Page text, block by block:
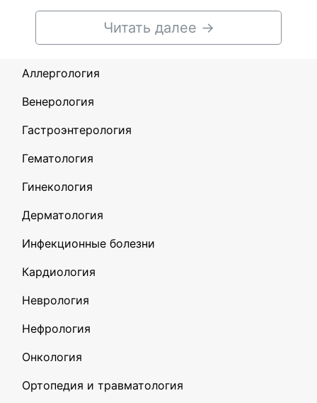
Читать далее →
Аллергология
Венерология
Гастроэнтерология
Гематология
Гинекология
Дерматология
Инфекционные болезни
Кардиология
Неврология
Нефрология
Онкология
Ортопедия и травматология